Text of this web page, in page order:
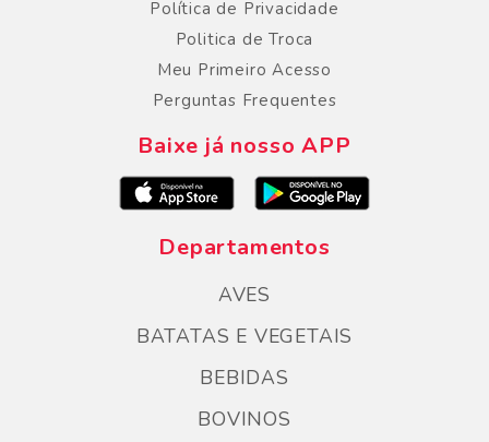
Política de Privacidade
Politica de Troca
Meu Primeiro Acesso
Perguntas Frequentes
Baixe já nosso APP
Departamentos
AVES
BATATAS E VEGETAIS
BEBIDAS
BOVINOS